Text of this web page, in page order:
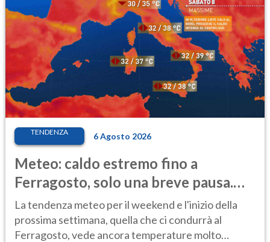
TENDENZA 6 Agosto 2026
Meteo: caldo estremo fino a
Ferragosto, solo una breve pausa.
Ecco dove
La tendenza meteo per il weekend e l'inizio della
prossima settimana, quella che ci condurrà al
Ferragosto, vede ancora temperature molto